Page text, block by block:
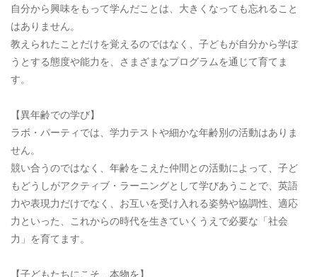
自分から興味をもって学んだことは、大きくなっても忘れること
はありません。
教えられたことだけを覚えるのではなく、子どもが自分から学ぼ
うとする態度や能力を、さまざまなプログラムを通じて育てま
す。
【異年齢での学び】
ラボ・パーティでは、学力テストや細かな年齢別の活動はありま
せん。
競い合うのではなく、年齢をこえた仲間との活動によって、子ど
もどうしがアクティブ・ラーニングとして学びあうことで、英語
力や表現力だけでなく、お互いを受け入れる姿勢や協調性、適応
力といった、これからの時代を生きていくうえで必要な「社会
力」を育てます。
【子どもたちにこそ、本物を】